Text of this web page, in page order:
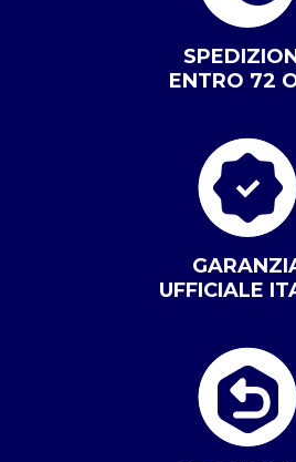
ENTRO 72
UFFICIALE